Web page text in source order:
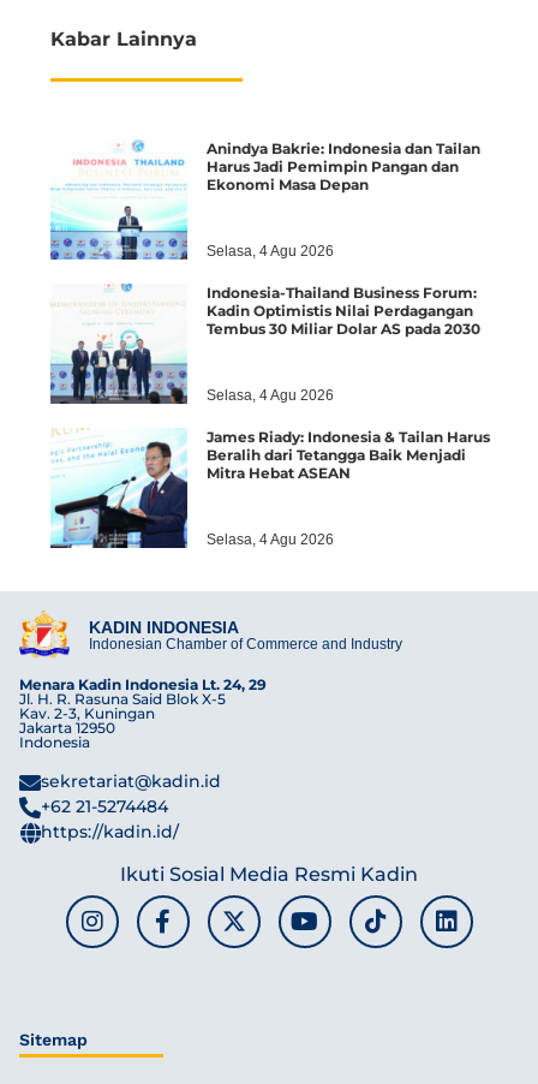
Kabar Lainnya
Anindya Bakrie: Indonesia dan Tailan
Harus Jadi Pemimpin Pangan dan
Ekonomi Masa Depan
Selasa, 4 Agu 2026
Indonesia-Thailand Business Forum:
Kadin Optimistis Nilai Perdagangan
Tembus 30 Miliar Dolar AS pada 2030
Selasa, 4 Agu 2026
James Riady: Indonesia & Tailan Harus
Beralih dari Tetangga Baik Menjadi
Mitra Hebat ASEAN
Selasa, 4 Agu 2026
KADIN INDONESIA
Indonesian Chamber of Commerce and Industry
Menara Kadin Indonesia Lt. 24, 29
Jl. H. R. Rasuna Said Blok X-5
Kav. 2-3, Kuningan
Jakarta 12950
Indonesia
sekretariat@kadin.id
+62 21-5274484
https://kadin.id/
Ikuti Sosial Media Resmi Kadin
Sitemap